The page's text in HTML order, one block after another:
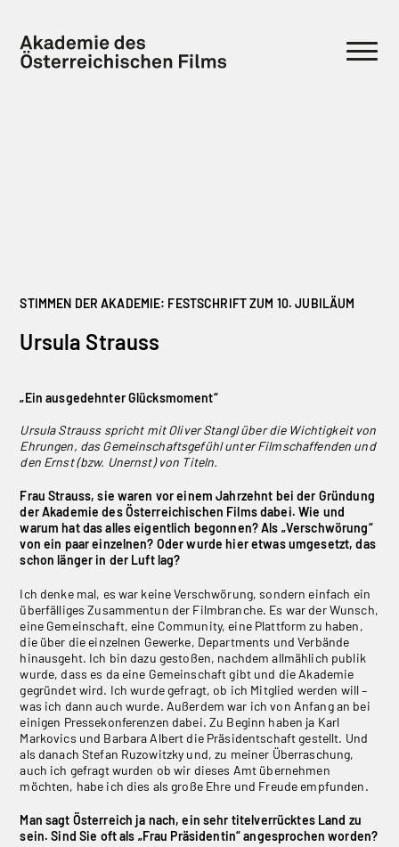
Ursula Strauss
STIMMEN DER AKADEMIE: FESTSCHRIFT ZUM 10. JUBILÄUM
„Ein ausgedehnter Glücksmoment“
Ursula Strauss spricht mit Oliver Stangl über die Wichtigkeit von
Ehrungen, das Gemeinschaftsgefühl unter Filmschaffenden und
den Ernst (bzw. Unernst) von Titeln.
Frau Strauss, sie waren vor einem Jahrzehnt bei der Gründung
der Akademie des Österreichischen Films dabei. Wie und
warum hat das alles eigentlich begonnen? Als „Verschwörung“
von ein paar einzelnen? Oder wurde hier etwas umgesetzt, das
schon länger in der Luft lag?
Ich denke mal, es war keine Verschwörung, sondern einfach ein
überfälliges Zusammentun der Filmbranche. Es war der Wunsch,
eine Gemeinschaft, eine Community, eine Plattform zu haben,
die über die einzelnen Gewerke, Departments und Verbände
hinausgeht. Ich bin dazu gestoßen, nachdem allmählich publik
wurde, dass es da eine Gemeinschaft gibt und die Akademie
gegründet wird. Ich wurde gefragt, ob ich Mitglied werden will –
was ich dann auch wurde. Außerdem war ich von Anfang an bei
einigen Pressekonferenzen dabei. Zu Beginn haben ja Karl
Markovics und Barbara Albert die Präsidentschaft gestellt. Und
als danach Stefan Ruzowitzky und, zu meiner Überraschung,
auch ich gefragt wurden ob wir dieses Amt übernehmen
möchten, habe ich dies als große Ehre und Freude empfunden.
Man sagt Österreich ja nach, ein sehr titelverrücktes Land zu
sein. Sind Sie oft als „Frau Präsidentin“ angesprochen worden?